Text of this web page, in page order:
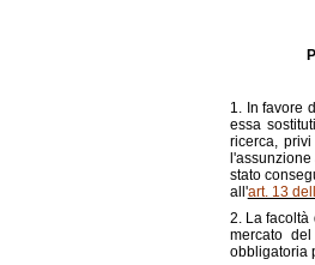
1. In favore
essa
ricerca,
stato
all'art. 13
2. La facoltà
mercato
obbligatoria